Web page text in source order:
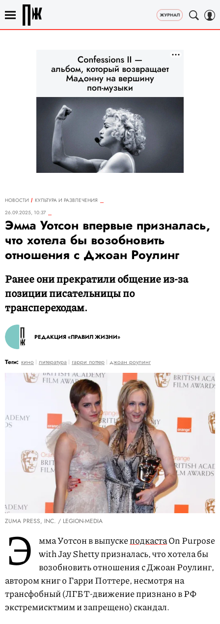
НОВОСТИ
КУЛЬТУРА И РАЗВЛЕЧЕНИЯ
26.09.2025, 10:37
Эмма Уотсон впервые призналась,
что хотела бы возобновить
отношения с Джоан Роулинг
Ранее они прекратили общение из-за
позиции писательницы по
транспереходам.
РЕДАКЦИЯ «ПРАВИЛ ЖИЗНИ»
Теги: кино литература гарри поттер джоан роулинг
ZUMA PRESS, INC. / LEGION-MEDIA
Э мма Уотсон в выпускеподкастаOn Purpose
with Jay Shetty призналась, что хотела бы
возобновить отношения с Джоан Роулинг,
автором книг о Гарри Поттере, несмотря на
трансфобный (ЛГБТ-движение признано в РФ
экстремисктмим и запрещено) скандал.